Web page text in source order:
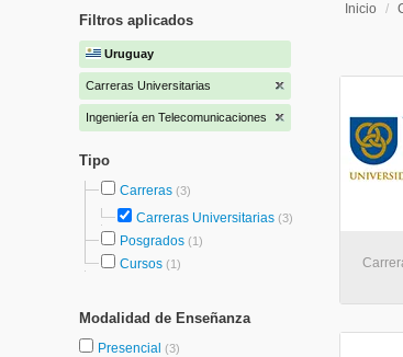
Filtros aplicados
Uruguay
Carreras Universitarias
Ingeniería en Telecomunicaciones
Tipo
Carreras (3)
Carreras Universitarias (3)
Posgrados (1)
Cursos (1)
Modalidad de Enseñanza
Presencial (3)
Inicio /